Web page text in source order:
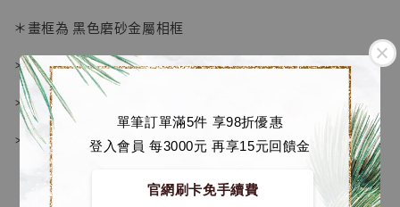
單筆訂單滿5件 享98折優惠
登入會員 每3000元 再享15元回饋金
官網刷卡免手續費
加購優惠【海賊王 布魯克達摩 [7STARS Studio]】
＊畫框為 黑色磨砂金屬相框
＊愛普生原裝墨水微噴
＊表面配有防塵透明有機玻璃
＊背面爲黑色防潮背板